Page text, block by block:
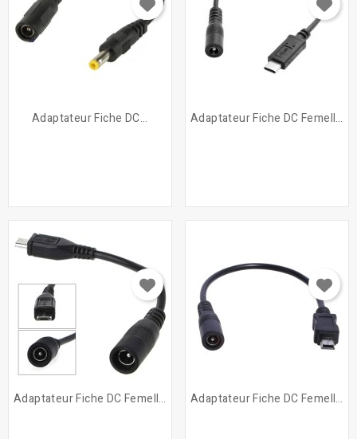
Adaptateur Fiche DC... Adaptateur Fiche DC Femelle...
Adaptateur Fiche DC Femelle... Adaptateur Fiche DC Femelle...